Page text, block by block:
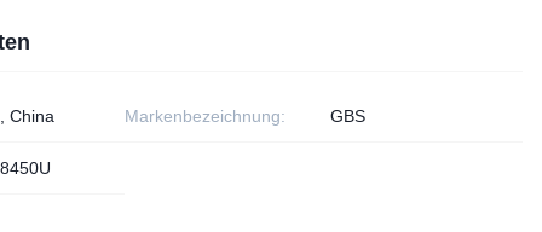
China Markenbezeichnung: GBS